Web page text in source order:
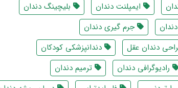
ایمپلنت دندان
بلیچینگ دندان
جرم گیری دندان
دندان عقل
دندانپزشکی کودکان
رادیوگرافی دندان
ترمیم دندان